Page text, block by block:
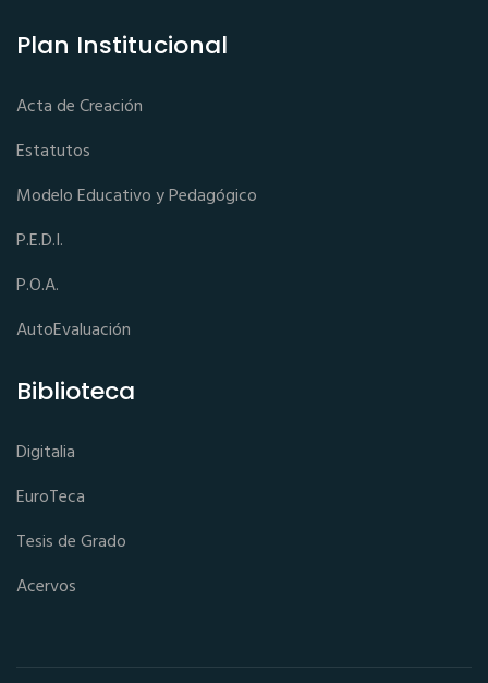
Plan Institucional
Acta de Creación
Estatutos
Modelo Educativo y Pedagógico
P.E.D.I.
P.O.A.
AutoEvaluación
Biblioteca
Digitalia
EuroTeca
Tesis de Grado
Acervos